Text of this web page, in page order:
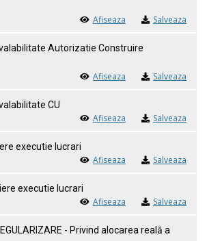
Afiseaza Salveaza
Autorizatie Construire
Afiseaza Salveaza
CU
Afiseaza Salveaza
executie lucrari
Afiseaza Salveaza
executie lucrari
Afiseaza Salveaza
- Privind alocarea reală a